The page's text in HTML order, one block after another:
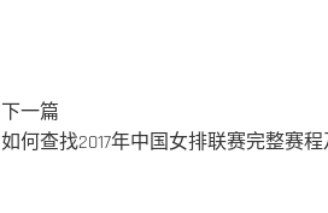
下一篇
如何查找2017年中国女排联赛完整赛